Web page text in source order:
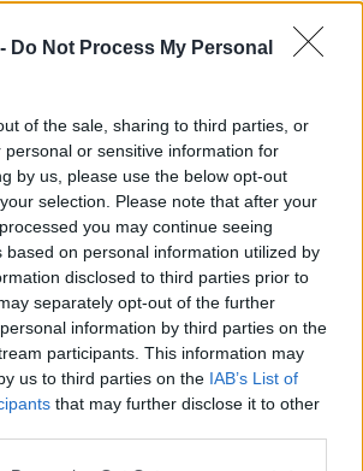
Do Not Process My Personal
of the sale, sharing to third parties, or
personal or sensitive information for
by us, please use the below opt-out
selection. Please note that after your
you may continue seeing
based on personal information utilized by
disclosed to third parties prior to
separately opt-out of the further
information by third parties on the
participants. This information may
us to third parties on the IAB’s List of
that may further disclose it to other
un proyecto piloto
de Galicia para
la pobreza infantil